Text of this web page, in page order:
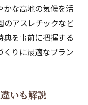
かな高地の気候を活
のアスレチックなど
典を事前に把握する
くりに最適なプラン
いも解説